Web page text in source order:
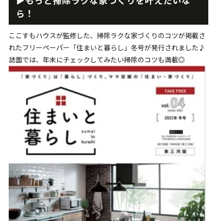
ら！
ここすもハウスが監修した、掃除ラクな家づくりのコツが掲載さ
れたフリーペーパー「住まいと暮らし」冬号が発行されました♪
誌面では、年末にチェックしてみたい掃除のコツも満載◎